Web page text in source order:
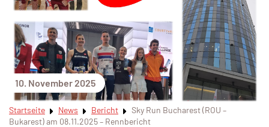
10. November 2025
Startseite News Bericht
Sky Run Bucharest (ROU –
Bukarest) am 08.11.2025 – Rennbericht